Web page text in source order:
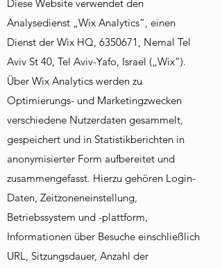
Diese Website verwendet den
Analysedienst „Wix Analytics“, einen
Dienst der Wix HQ, 6350671, Nemal Tel
Aviv St 40, Tel Aviv-Yafo, Israel („Wix“).
Über Wix Analytics werden zu
Optimierungs- und Marketingzwecken
verschiedene Nutzerdaten gesammelt,
gespeichert und in Statistikberichten in
anonymisierter Form aufbereitet und
zusammengefasst. Hierzu gehören Login-
Daten, Zeitzoneneinstellung,
Betriebssystem und -plattform,
Informationen über Besuche einschließlich
URL, Sitzungsdauer, Anzahl der